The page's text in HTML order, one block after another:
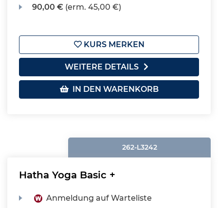
90,00 € (erm. 45,00 €)
KURS MERKEN
WEITERE DETAILS
IN DEN WARENKORB
262-L3242
Hatha Yoga Basic +
Anmeldung auf Warteliste